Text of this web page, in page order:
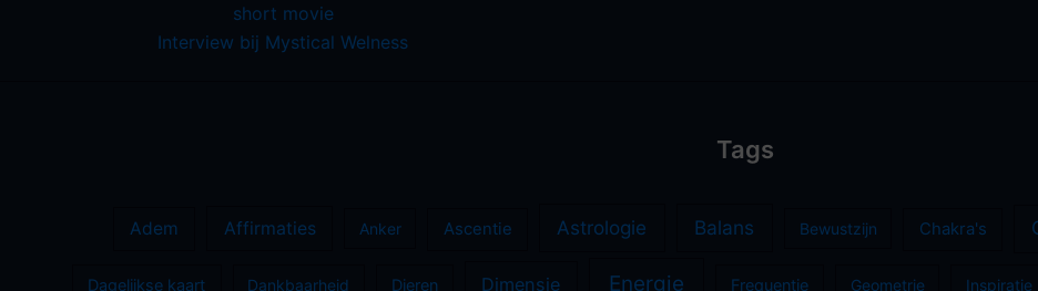
short movie
Interview bij Mystical Welness
Tags
Adem Affirmaties Anker Ascentie Astrologie Balans Bewustzijn Chakra's
Dagelijkse kaart Dankbaarheid Dieren Dimensie Energie Frequentie Geometrie Inspiratie